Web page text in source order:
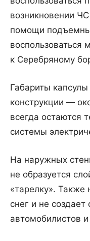
возникновении
помощи
воспользоваться
к Серебряному
Габариты
конструкции —
всегда остаются
системы
На наружных
не образуется
«тарелку».
снег и не создает
автомобилистов